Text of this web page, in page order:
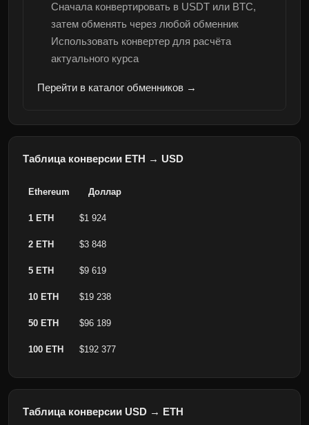
Сначала конвертировать в USDT или BTC,
затем обменять через любой обменник
Использовать конвертер для расчёта
актуального курса
Перейти в каталог обменников →
Таблица конверсии ETH → USD
Ethereum Доллар
1 ETH $1 924
2 ETH $3 848
5 ETH $9 619
10 ETH $19 238
50 ETH $96 189
100 ETH $192 377
Таблица конверсии USD → ETH